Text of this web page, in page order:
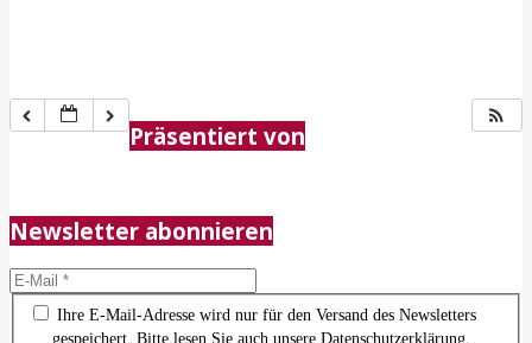
2018-
05-
Präsentiert von
Newsletter abonnieren
Ihre E-Mail-Adresse wird nur für den Versand des Newsletters
gespeichert. Bitte lesen Sie auch unsere Datenschutzerklärung.